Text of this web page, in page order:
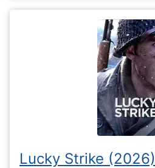
Lucky Strike (2026)